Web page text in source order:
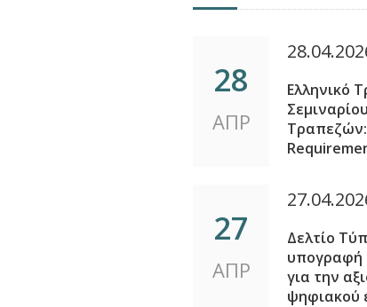
28
ΑΠΡ
Ελληνικό
Τραπεζών:
27
ΑΠΡ
Δελτίο
υπογραφή
για την
ψηφιακού